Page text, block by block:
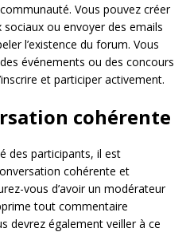
Vous pouvez créer
ou envoyer des emails
l’existence du forum. Vous
événements ou des concours
et participer activement.
cohérente
des participants, il est
cohérente et
vous d’avoir un modérateur
tout commentaire
devrez également veiller à ce